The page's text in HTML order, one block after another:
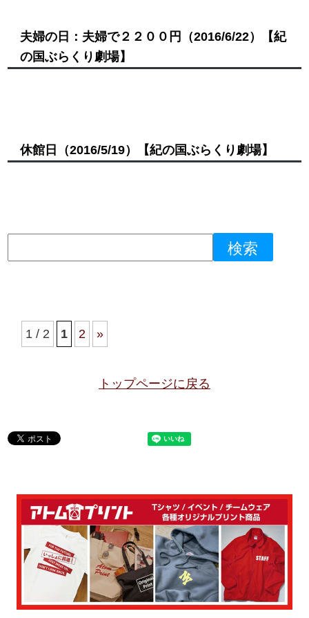
夫婦の日：夫婦で２２００円 （2016/6/22）
【紀
の国ぶらくり劇場】
休館日 （2016/5/19） 【紀の国ぶらくり劇場】
1 / 2 1 2 »
トップページに戻る